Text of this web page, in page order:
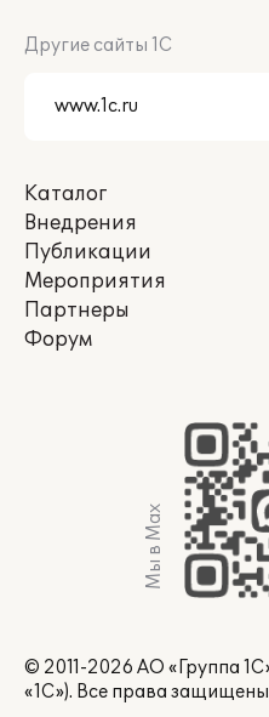
Другие сайты 1С
Каталог
Внедрения
Публикации
Мероприятия
Партнеры
Форум
Мы в Max
© 2011-2026 АО «Группа
«1С»). Все права